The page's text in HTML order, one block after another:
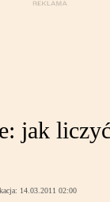
jak
14.03.2011 02:00